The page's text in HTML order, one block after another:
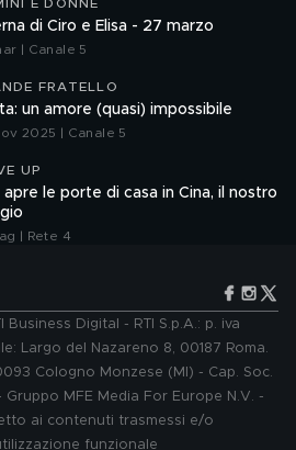
E DONNE
di Ciro e Elisa - 27 marzo
| Canale 5
FRATELLO
un amore (quasi) impossibile
2025 | Canale 5
UP
apre le porte di casa in Cina, il nostro
| Rete 4
Digital - RTI S.p.A.: p. iva
Largo del Nazareno 8, 00187 Roma.
Cologno Monzese (MI) - Cap. Soc.
MFE Media For Europe N.V. -
ai contenuti trasmessi e/o
funzionale